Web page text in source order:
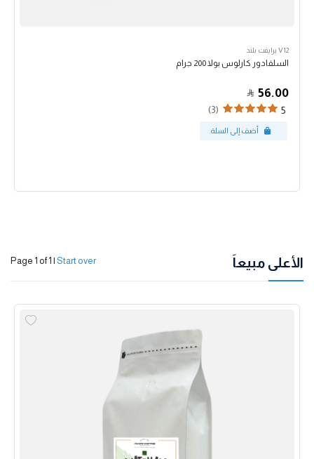
V12 برايفت بلند
السلفادور كارلوس بولا 200 جرام
56.00
5
(3)
الأعلى مبيعاً Page 1 of 1 | Start over